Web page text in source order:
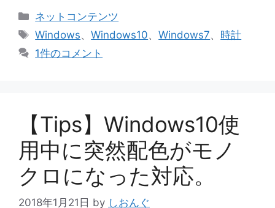
カ
テ
リ
ネットコンテンツ
タ
グ
Windows、Windows10、Windows7、 時計
1件のコメント
【Tips】Windows10使
用中に突然配色がモノ
クロになった対応。
2018年1月21日 by しおんぐ